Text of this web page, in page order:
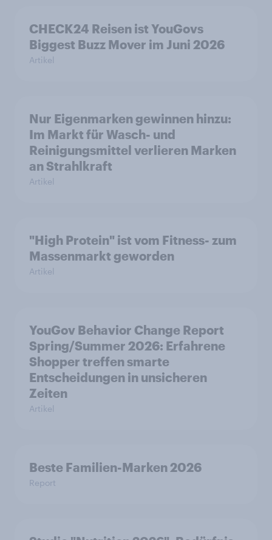
CHECK24 Reisen ist YouGovs
Biggest Buzz Mover im Juni 2026
Artikel
Nur Eigenmarken gewinnen hinzu:
Im Markt für Wasch- und
Reinigungsmittel verlieren Marken
an Strahlkraft
Artikel
"High Protein" ist vom Fitness- zum
Massenmarkt geworden
Artikel
YouGov Behavior Change Report
Spring/Summer 2026: Erfahrene
Shopper treffen smarte
Entscheidungen in unsicheren
Zeiten
Artikel
Beste Familien-Marken 2026
Report